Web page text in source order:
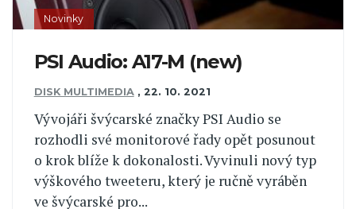
Novinky
PSI Audio: A17-M (new)
DISK MULTIMEDIA , 22. 10. 2021
Vývojáři švýcarské značky PSI Audio se
rozhodli své monitorové řady opět posunout
o krok blíže k dokonalosti. Vyvinuli nový typ
výškového tweeteru, který je ručně vyráběn
ve švýcarské pro...